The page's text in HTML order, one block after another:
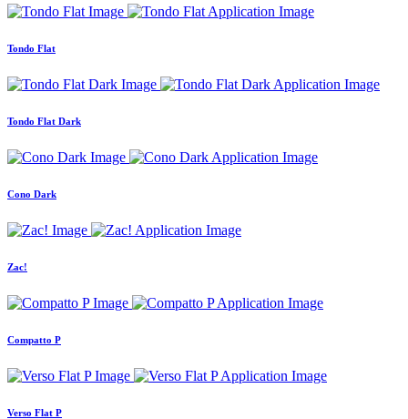
Tondo Flat
Tondo Flat Dark
Cono Dark
Zac!
Compatto P
Verso Flat P